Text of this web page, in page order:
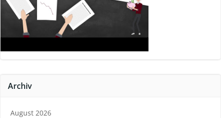
Archiv
August 2026